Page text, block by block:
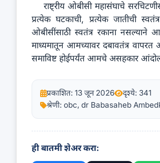
राष्ट्रीय ओबीसी महासंघाचे
प्रत्येक घटकाची, प्रत्येक जातीची
ओबीसींसाठी स्वतंत्र रकाना नसल्याने
माध्यमातून आमच्यावर दबावतंत्र
समाविष्ट होईपर्यंत आमचे असहकार
प्रकाशित: 13 जून 2026
दृश्ये: 341
श्रेणी: obc, dr Babasaheb
ही बातमी शेअर करा: